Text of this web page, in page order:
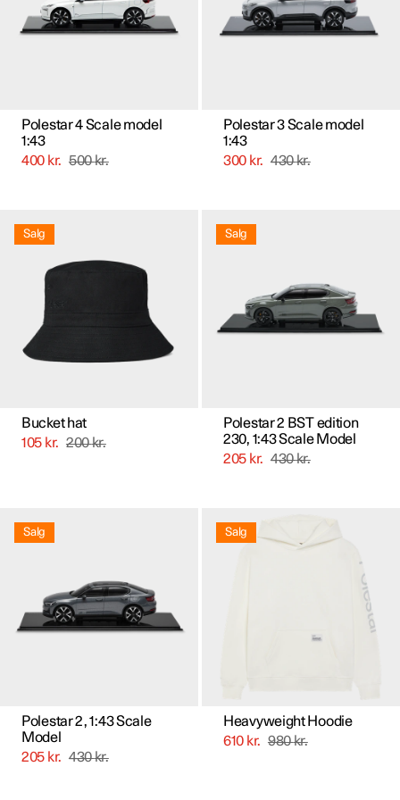
Polestar 4 Scale model
1:43
400 kr. 500kr.
vælges
Polestar 3 Scale model
1:43
300 kr. 430kr.
vælges
Salg
Bucket hat
105 kr. 200kr.
Salg
Polestar 2 BST edition
230, 1:43 Scale Model
205 kr. 430kr.
vare
har
vælges
Salg
Polestar 2, 1:43 Scale
Model
205 kr. 430kr.
vare
har
vælges
Salg
Heavyweight Hoodie
610 kr. 980kr.
vare
har